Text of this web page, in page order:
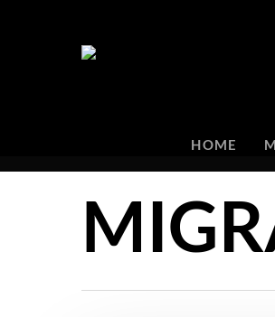
HOME